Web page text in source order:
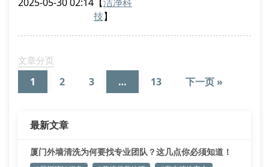
实现有机污染物分子链断裂。实测数据显示，采用cfd
特种作业装备的技术参数解析
公司自主研发的zq-7型高空作业吊篮配备双冗余制动系
统
技】
文章分页
1 2 3 … 13 下一页 »
最新文章
厦门外墙清洗为何要找专业团队？这几点你必须知道！